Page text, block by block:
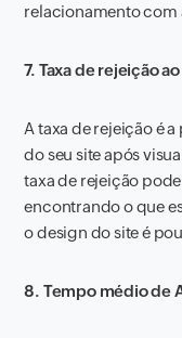
relacionamento com
7. Taxa de rejeição
A taxa de rejeição é
do seu site após
taxa de rejeição
encontrando o que
o design do site é
8. Tempo médio de